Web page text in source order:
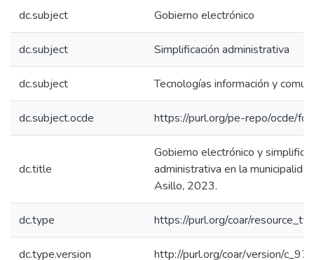
dc.subject Gobierno electrónico
dc.subject Simplificación administrativa
dc.subject Tecnologías información y
dc.subject.ocde https://purl.org/pe-repo/ocde/
dc.title
Gobierno electrónico y
administrativa en la
Asillo, 2023.
dc.type https://purl.org/coar/
dc.type.version http://purl.org/coar/version/